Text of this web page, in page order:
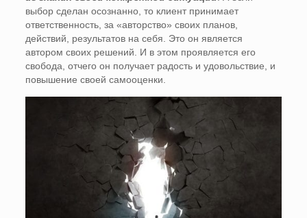
выбор сделан осознанно, то клиент принимает
ответственность, за «авторство» своих планов,
действий, результатов на себя. Это он является
автором своих решений. И в этом проявляется его
свобода, отчего он получает радость и удовольствие, и
повышение своей самооценки.